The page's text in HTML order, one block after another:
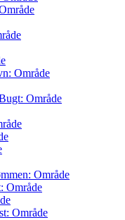
Område
Område
Område
Område
Område